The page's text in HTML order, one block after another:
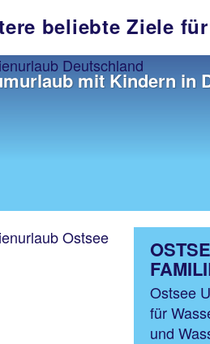
beliebte Ziele
mit Kindern in
Ostsee
für
und